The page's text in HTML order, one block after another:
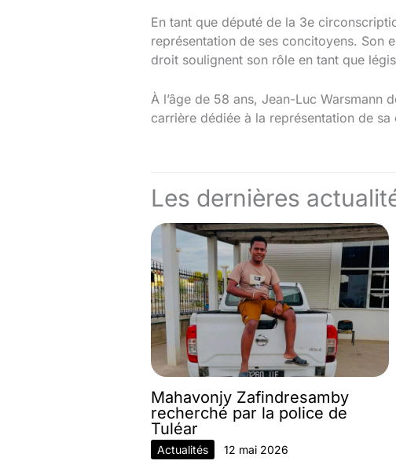
En tant que député de la 3e
représentation de ses concitoyens. Son
droit soulignent son rôle en tant que
À l’âge de 58 ans, Jean-Luc Warsmann
carrière dédiée à la représentation de
Les dernières
Mahavonjy Zafindresamby
recherché par la police de
Tuléar
Actualités 12 mai 2026